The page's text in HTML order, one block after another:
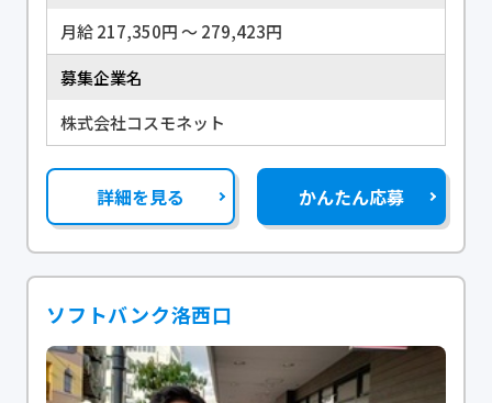
月給 217,350円 〜 279,423円
募集企業名
株式会社コスモネット
詳細を見る かんたん応募
ソフトバンク洛西口